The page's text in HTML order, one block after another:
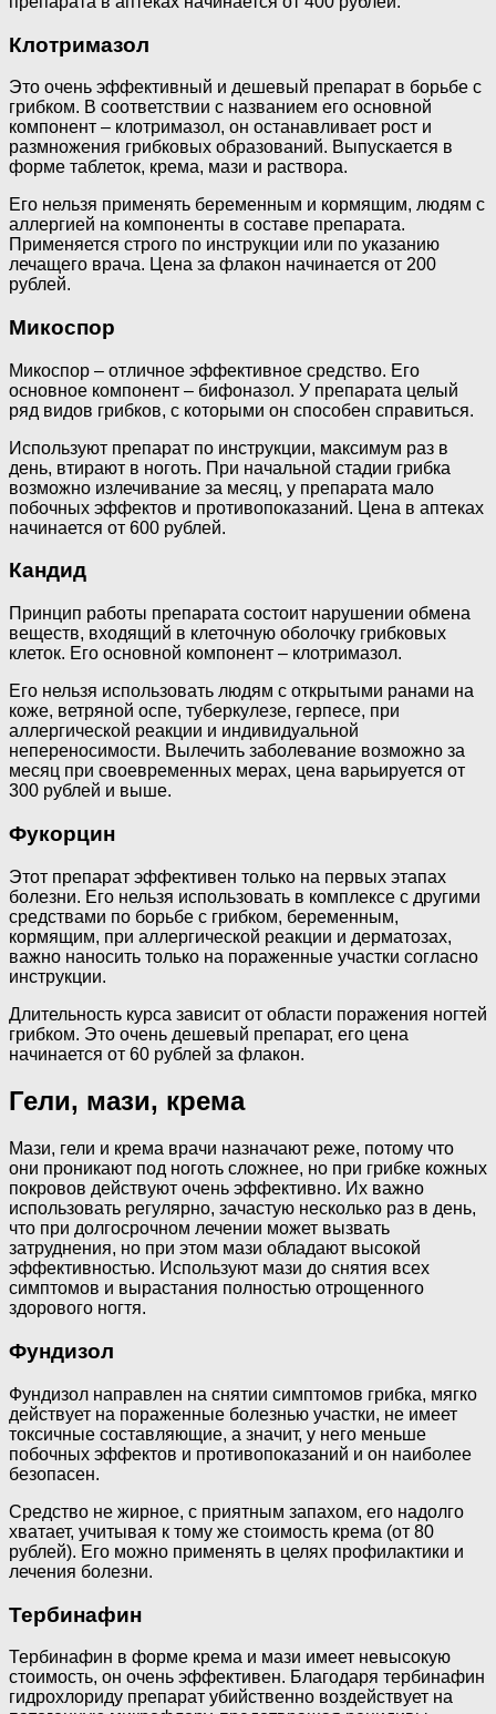
Клотримазол
Это очень эффективный и дешевый препарат в борьбе с
грибком. В соответствии с названием его основной
компонент – клотримазол, он останавливает рост и
размножения грибковых образований. Выпускается в
форме таблеток, крема, мази и раствора.
Его нельзя применять беременным и кормящим, людям с
аллергией на компоненты в составе препарата.
Применяется строго по инструкции или по указанию
лечащего врача. Цена за флакон начинается от 200
рублей.
Микоспор
Микоспор – отличное эффективное средство. Его
основное компонент – бифоназол. У препарата целый
ряд видов грибков, с которыми он способен справиться.
Используют препарат по инструкции, максимум раз в
день, втирают в ноготь. При начальной стадии грибка
возможно излечивание за месяц, у препарата мало
побочных эффектов и противопоказаний. Цена в аптеках
начинается от 600 рублей.
Кандид
Принцип работы препарата состоит нарушении обмена
веществ, входящий в клеточную оболочку грибковых
клеток. Его основной компонент – клотримазол.
Его нельзя использовать людям с открытыми ранами на
коже, ветряной оспе, туберкулезе, герпесе, при
аллергической реакции и индивидуальной
непереносимости. Вылечить заболевание возможно за
месяц при своевременных мерах, цена варьируется от
300 рублей и выше.
Фукорцин
Этот препарат эффективен только на первых этапах
болезни. Его нельзя использовать в комплексе с другими
средствами по борьбе с грибком, беременным,
кормящим, при аллергической реакции и дерматозах,
важно наносить только на пораженные участки согласно
инструкции.
Длительность курса зависит от области поражения ногтей
грибком. Это очень дешевый препарат, его цена
начинается от 60 рублей за флакон.
Гели, мази, крема
Мази, гели и крема врачи назначают реже, потому что
они проникают под ноготь сложнее, но при грибке кожных
покровов действуют очень эффективно. Их важно
использовать регулярно, зачастую несколько раз в день,
что при долгосрочном лечении может вызвать
затруднения, но при этом мази обладают высокой
эффективностью. Используют мази до снятия всех
симптомов и вырастания полностью отрощенного
здорового ногтя.
Фундизол
Фундизол направлен на снятии симптомов грибка, мягко
действует на пораженные болезнью участки, не имеет
токсичные составляющие, а значит, у него меньше
побочных эффектов и противопоказаний и он наиболее
безопасен.
Средство не жирное, с приятным запахом, его надолго
хватает, учитывая к тому же стоимость крема (от 80
рублей). Его можно применять в целях профилактики и
лечения болезни.
Тербинафин
Тербинафин в форме крема и мази имеет невысокую
стоимость, он очень эффективен. Благодаря тербинафин
гидрохлориду препарат убийственно воздействует на